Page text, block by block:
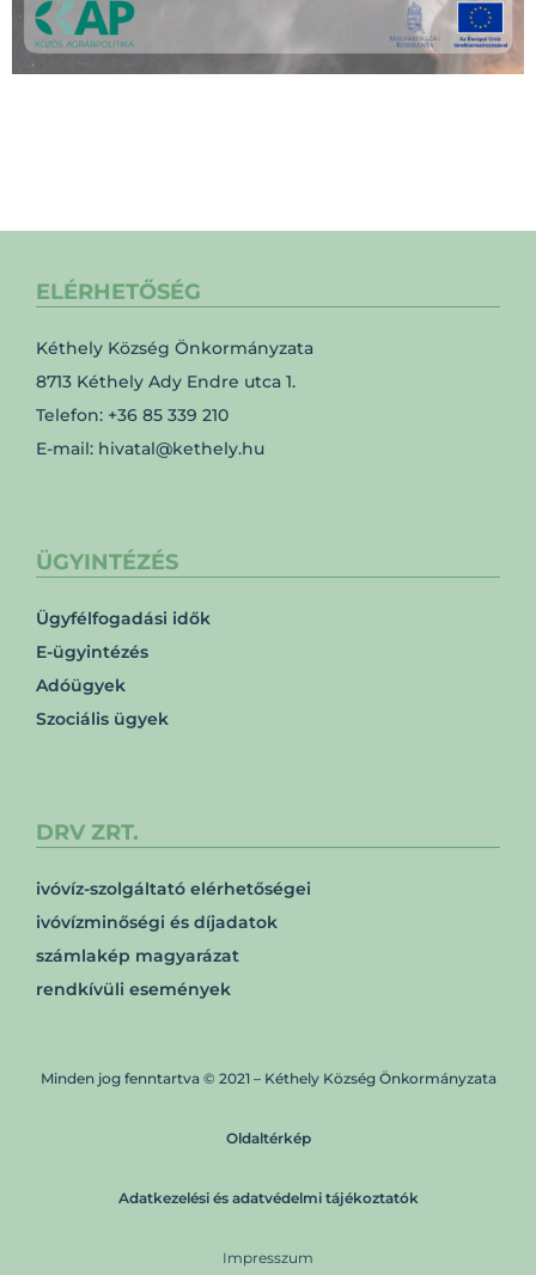
ELÉRHETŐSÉG
Kéthely Község Önkormányzata
8713 Kéthely Ady Endre utca 1.
Telefon: +36 85 339 210
E-mail: hivatal@kethely.hu
ÜGYINTÉZÉS
Ügyfélfogadási idők
E-ügyintézés
Adóügyek
Szociális ügyek
DRV ZRT.
ivóvíz-szolgáltató elérhetőségei
ivóvízminőségi és díjadatok
számlakép magyarázat
rendkívüli események
Minden jog fenntartva © 2021 – Kéthely Község Önkormányzata
Oldaltérkép
Adatkezelési és adatvédelmi tájékoztatók
Impresszum